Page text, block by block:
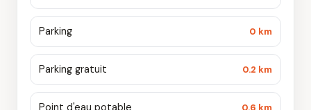
Parking 0 km
Parking gratuit 0.2 km
Point d'eau potable 0.6 km